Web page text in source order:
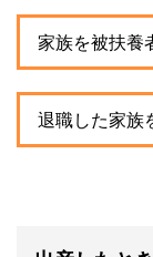
家族を被扶養
退職した家族